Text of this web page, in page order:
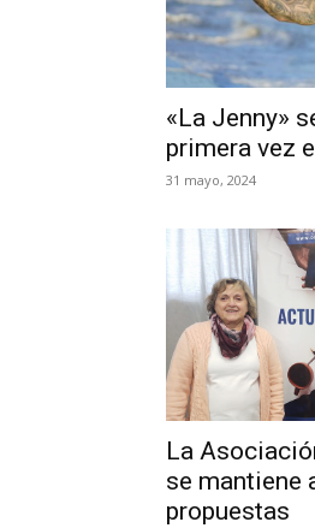
«La Jenny»
primera vez
31 mayo, 2024
La
se mantiene
propuestas